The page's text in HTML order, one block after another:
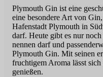
Plymouth Gin ist eine
eine besondere Art von
Hafenstadt Plymouth in
darf. Heute gibt es nur
nennen darf und
Plymouth Gin. Mit seinen
fruchtigem Aroma lässt
genießen.